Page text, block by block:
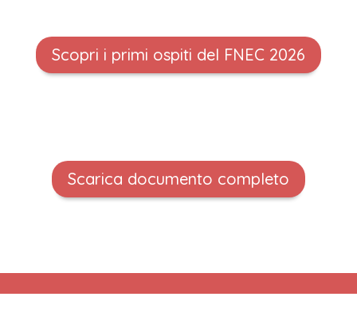
Scopri i primi ospiti del FNEC 2026
Scarica documento completo